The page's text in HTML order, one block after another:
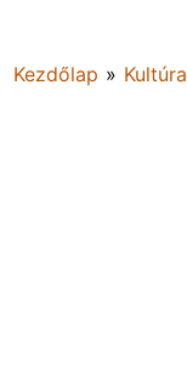
Kezdőlap » Kultúra